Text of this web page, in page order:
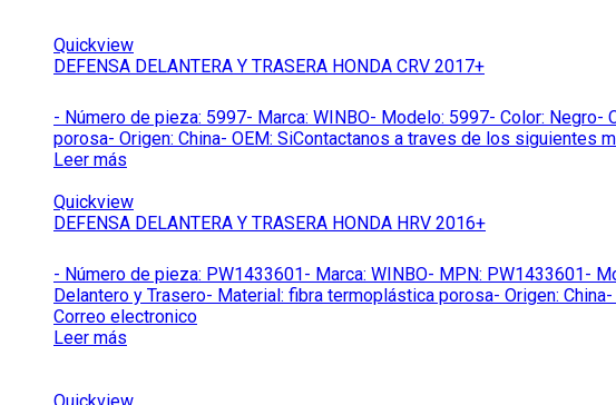
Quickview
DEFENSA DELANTERA Y TRASERA HONDA CRV 2017+
- Número de pieza: 5997- Marca: WINBO- Modelo: 5997- Color:
porosa- Origen: China- OEM: SiContactanos a traves de los siguientes
Leer más
Quickview
DEFENSA DELANTERA Y TRASERA HONDA HRV 2016+
- Número de pieza: PW1433601- Marca: WINBO- MPN: PW1433601-
Delantero y Trasero- Material: fibra termoplástica porosa- Origen:
Correo electronico
Leer más